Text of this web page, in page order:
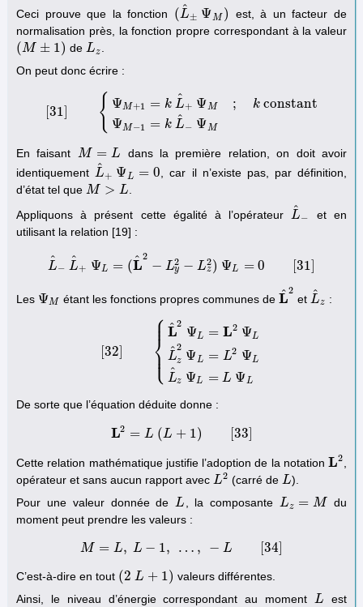
Ceci prouve que la fonction (L
^ ± ΨM )
(L^± ΨM)
est, à un facteur de
normalisation près, la fonction propre correspondant à la valeur
(M ± 1)
(M± 1) de Lz
Lz
On peut donc écrire :
[31] { ΨM+1 = k L
^ + ΨM ; kconstant
ΨM−1 = k L
^− ΨM
[31 +1 L^ + constant M
En faisant M = L
M= L
dans la première relation, on doit avoir
identiquementL
^+ ΨL = 0
L^+ ΨL=0
, car il n’existe pas, par définition,
d’état tel que M > L
M> L
.
Appliquons à présent cette égalité à l’opérateur L
^−
L^− et en
utilisant la relation [19] :
L
^ − L
^ + ΨL = (L
^ 2
− L2
y − L2
z) ΨL = 0 [31]
L ^− L ^+ ΨL (L^2− Ly2−Lz2) Ψ L=0[31
Les ΨM
ΨM étant les fonctions propres communes de L
^ 2
L^ 2et L
^ z
L^z :
[32]
⎧
⎩
⎨⎪
⎪
⎪
⎪
L
^2
ΨL = L2 ΨL
L
^2
z ΨL = L2 ΨL
L
^z ΨL = L ΨL
32] L L2 ΨLL ^z2 Ψ L=L2
De sorte que l’équation déduite donne :
L2 = L (L + 1) 33
L2 =L L+ 1)[
Cette relation mathématique justifie l’adoption de la notationL2
L2 ,
opérateur et sans aucun rapport avec L2
L2 (carré de L
L ).
Pour une valeur donnée deL
L , la composanteLz = M
Lz= M
du
moment peut prendre les valeurs :
M = L, L − 1, … , − L [34
M= L, L− , … , L[34]
C’est-à-dire en tout (2 L + 1)
(2 L+ 1)
valeurs différentes.
Ainsi, le niveau d’énergie correspondant au moment L
L est